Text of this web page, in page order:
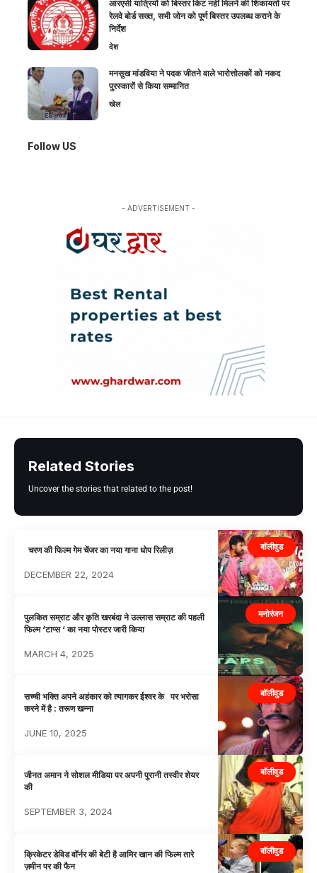
आरएसी यात्रियों को बिस्तर किट नहीं मिलने की शिकायतों पर
रेलवे बोर्ड सख्त, सभी जोन को पूर्ण बिस्तर उपलब्ध कराने के
निर्देश
देश
मनसुख मांडविया ने पदक जीतने वाले भारोत्तोलकों को नकद
पुरस्कारों से किया सम्मानित
खेल
Follow US
- ADVERTISEMENT -
Related Stories
Uncover the stories that related to the post!
बॉलीवुड
चरण की फिल्म गेम चेंजर का नया गाना धोप रिलीज़
DECEMBER 22, 2024
मनोरंजन
पुलकित सम्राट और कृति खरबंदा ने उल्लास सम्राट की पहली
फिल्म ‘टाप्स ‘ का नया पोस्टर जारी किया
MARCH 4, 2025
बॉलीवुड
सच्ची भक्ति अपने अहंकार को त्यागकर ईश्वर के पर भरोसा
करने में है : तरूण खन्ना
JUNE 10, 2025
बॉलीवुड
जीनत अमान ने सोशल मीडिया पर अपनी पुरानी तस्वीर शेयर
की
SEPTEMBER 3, 2024
बॉलीवुड
क्रिकेटर डेविड वॉर्नर की बेटी है आमिर खान की फिल्म तारे
ज़मीन पर की फैन